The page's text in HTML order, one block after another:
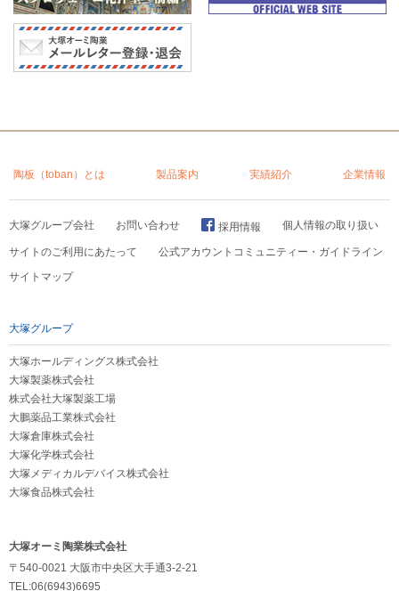
陶板（toban）とは 製品案内 実績紹介 企業情報
大塚グループ会社 お問い合わせ 採用情報 個人情報の取り扱い
サイトのご利用にあたって
公式アカウントコミュニティー・ガイドライン
サイトマップ
大塚グループ
大塚ホールディングス株式会社
大塚製薬株式会社
株式会社大塚製薬工場
大鵬薬品工業株式会社
大塚倉庫株式会社
大塚化学株式会社
大塚メディカルデバイス株式会社
大塚食品株式会社
大塚オーミ陶業株式会社
〒540-0021 大阪市中央区大手通3-2-21
TEL:06(6943)6695